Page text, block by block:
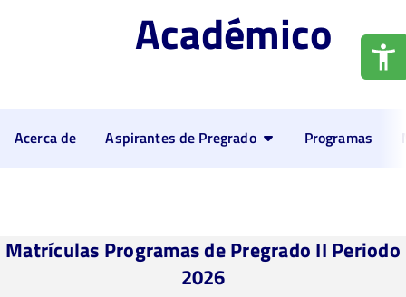
Académico
Acerca de Aspirantes de Pregrado Programas
Matrículas Programas de Pregrado II Periodo
2026